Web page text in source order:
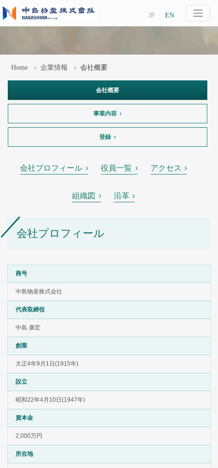
EN
JP
Home 企業情報 会社概要
会社概要
事業内容
登録
会社プロフィール 役員一覧 アクセス
組織図 沿革
会社プロフィール
商号
中島物産株式会社
代表取締役
中島 康宏
創業
大正4年9月1日(1915年)
設立
昭和22年4月10日(1947年)
資本金
2,000万円
所在地